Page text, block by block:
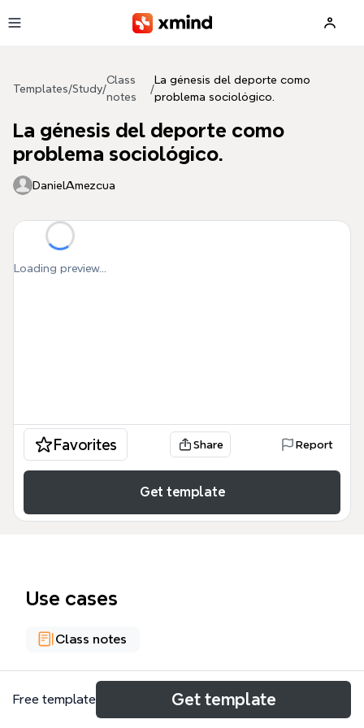
Templates/Study/
Class
notes
/
La génesis del deporte como
problema sociológico.
La génesis del deporte como
problema sociológico.
DanielAmezcua
Loading preview...
Favorites Share Report
Get template
Use cases
Class notes
About
Free template Get template